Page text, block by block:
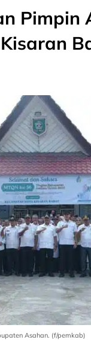
Pimpin
Asahan. (f/pemkab)